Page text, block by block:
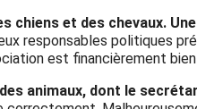
chiens et des chevaux.
responsables politiques
est financièrement
animaux, dont le